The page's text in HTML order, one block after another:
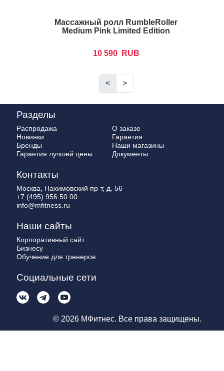
Массажный ролл RumbleRoller
Medium Pink Limited Edition
10 590 RUB
< >
Разделы
Распродажа
Новинки
Бренды
Гарантия лучшей цены
О заказе
Гарантия
Наши магазины
Документы
Контакты
Москва, Нахимовский пр-т, д. 56
+7 (495) 956 50 00
info@mfitness.ru
Наши сайты
Корпоративный сайт
Бизнесу
Обучение для тренеров
Социальные сети
© 2026 МФитнес. Все права защищены.